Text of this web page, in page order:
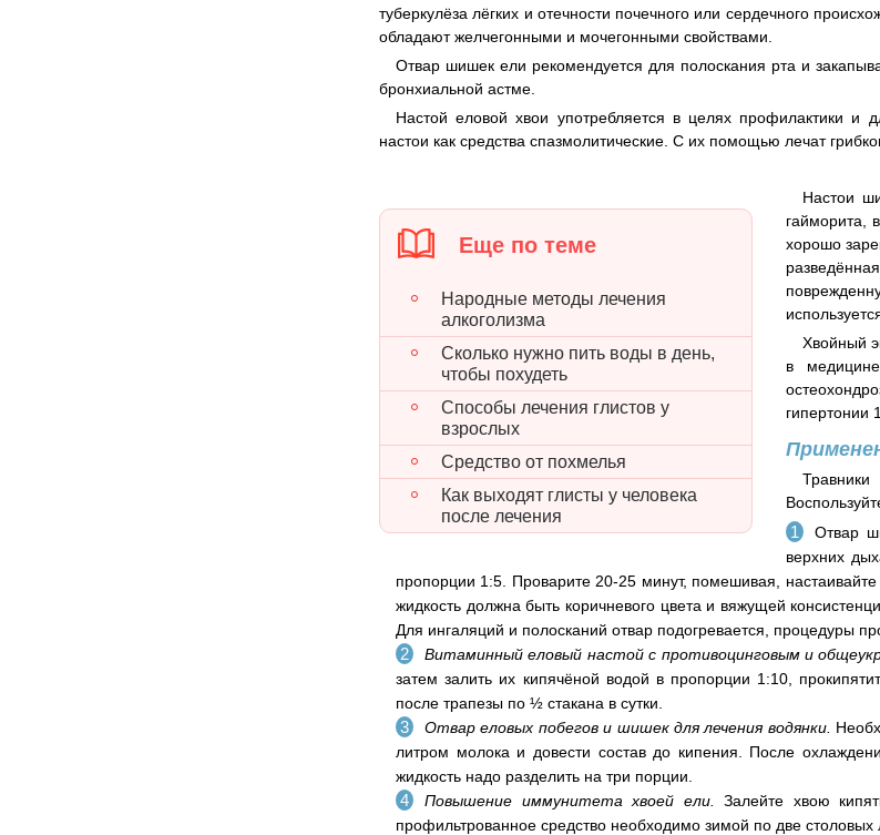
туберкулёза лёгких и отечности почечного или сердечного
обладают желчегонными и мочегонными свойствами.
Отвар шишек ели рекомендуется для полоскания рта и
бронхиальной астме.
Настой еловой хвои употребляется в целях профилактики и
настои как средства спазмолитические. С их помощью лечат
Еще по теме
Народные методы лечения
алкоголизма
Сколько нужно пить воды в день,
чтобы похудеть
Способы лечения глистов у
взрослых
Средство от похмелья
Как выходят глисты у человека
после лечения
Настои
гайморита,
хорошо
Хвойный
в
гипертонии
Отвар
верхних
пропорции 1:5. Проварите 20-25 минут, помешивая,
жидкость должна быть коричневого цвета и вяжущей
Для ингаляций и полосканий отвар подогревается, процедуры
Витаминный еловый настой с противоцинговым и
затем залить их кипячёной водой в пропорции 1:10,
после трапезы по ½ стакана в сутки.
Отвар еловых побегов и шишек для лечения водянки.
литром молока и довести состав до кипения. После
жидкость надо разделить на три порции.
Повышение иммунитета хвоей ели. Залейте хвою
профильтрованное средство необходимо зимой по две